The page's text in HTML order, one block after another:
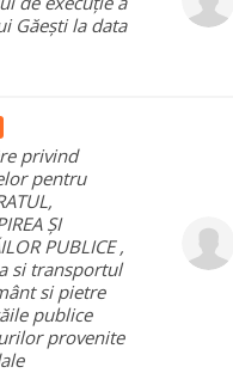
Găești la data
privind
pentru
ȘI
PUBLICE ,
si transportul
si pietre
publice
provenite